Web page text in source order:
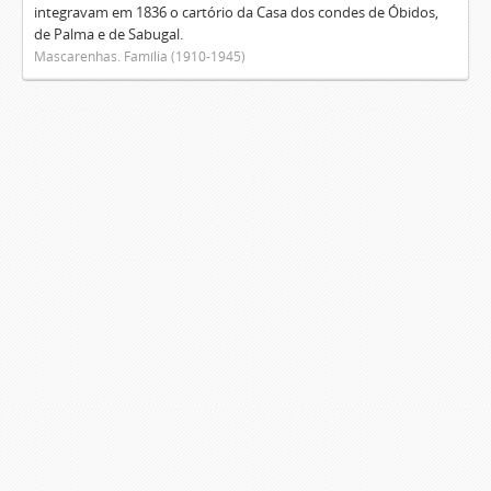
integravam em 1836 o cartório da Casa dos condes de Óbidos,
de Palma e de Sabugal.
Mascarenhas. Família (1910-1945)